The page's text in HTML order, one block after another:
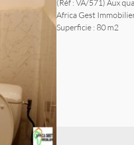
(Réf : VA/571) Aux
Africa Gest
Superficie : 80 m2